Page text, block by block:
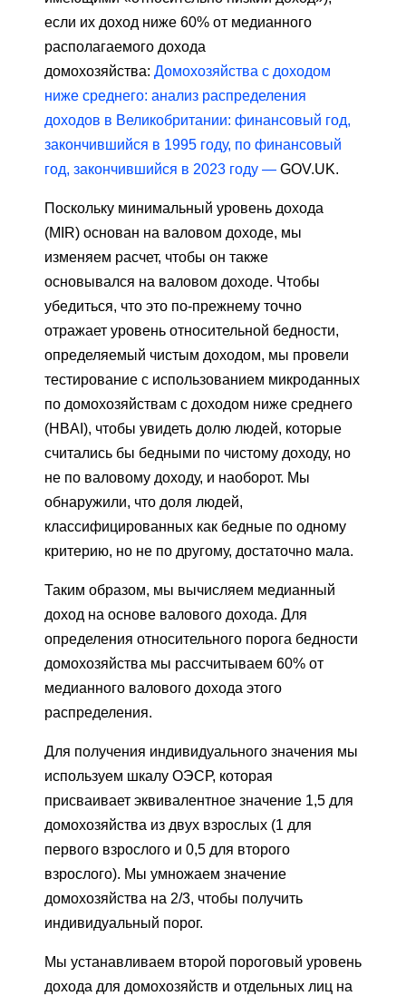
если их доход ниже 60% от медианного
располагаемого дохода
домохозяйства: Домохозяйства с доходом
ниже среднего: анализ распределения
доходов в Великобритании: финансовый год,
закончившийся в 1995 году, по финансовый
год, закончившийся в 2023 году — GOV.UK.
Поскольку минимальный уровень дохода
(MIR) основан на валовом доходе, мы
изменяем расчет, чтобы он также
основывался на валовом доходе. Чтобы
убедиться, что это по-прежнему точно
отражает уровень относительной бедности,
определяемый чистым доходом, мы провели
тестирование с использованием микроданных
по домохозяйствам с доходом ниже среднего
(HBAI), чтобы увидеть долю людей, которые
считались бы бедными по чистому доходу, но
не по валовому доходу, и наоборот. Мы
обнаружили, что доля людей,
классифицированных как бедные по одному
критерию, но не по другому, достаточно мала.
Таким образом, мы вычисляем медианный
доход на основе валового дохода. Для
определения относительного порога бедности
домохозяйства мы рассчитываем 60% от
медианного валового дохода этого
распределения.
Для получения индивидуального значения мы
используем шкалу ОЭСР, которая
присваивает эквивалентное значение 1,5 для
домохозяйства из двух взрослых (1 для
первого взрослого и 0,5 для второго
взрослого). Мы умножаем значение
домохозяйства на 2/3, чтобы получить
индивидуальный порог.
Мы устанавливаем второй пороговый уровень
дохода для домохозяйств и отдельных лиц на